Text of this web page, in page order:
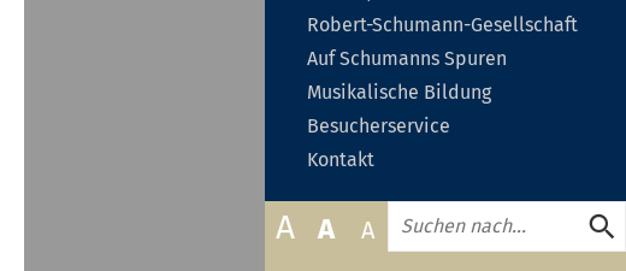
zuklappen
oder
Robert-Schumann-Gesellschaft
Auf Schumanns Spuren
Musikalische Bildung
Besucherservice
Kontakt
A A A